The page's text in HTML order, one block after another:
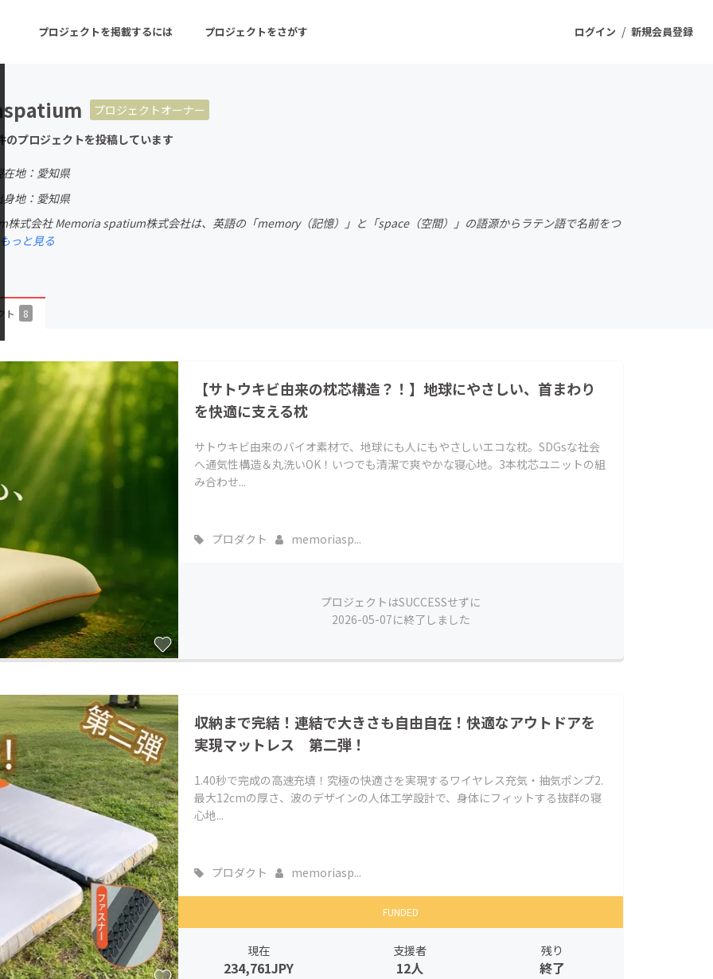
ログイン / 新規会員登録
プロジェクトを掲載するには プロジェクトをさがす
ーン 注目の新着プロジェクト
音楽
ゲーム・サービス開発
フード・飲食店
ファッション
CAMPFIRE for Social Good
CAMPFIRE Creation
CAMPFIREふるさと納税
machi-ya コミュニティ
プロジェクトオーナー
のプロジェクトを投稿しています
在地：愛知県
身地：愛知県
式会社 Memoria spatium株式会社は、英語の「memory（記憶）」と「space（空間）」の語源からラテン語で名前をつ
もっと見る
ト 8
【サトウキビ由来の枕芯構造？！】地球にやさしい、首まわり
を快適に支える枕
サトウキビ由来のバイオ素材で、地球にも人にもやさしいエコな枕。SDGsな社会
へ通気性構造＆丸洗いOK！いつでも清潔で爽やかな寝心地。3本枕芯ユニットの組
み合わせ...
プロダクト memoriasp...
プロジェクトはSUCCESSせずに
2026-05-07に終了しました
収納まで完結！連結で大きさも自由自在！快適なアウトドアを
実現マットレス 第二弾！
1.40秒で完成の高速充填！究極の快適さを実現するワイヤレス充気・抽気ポンプ2.
最大12cmの厚さ、波のデザインの人体工学設計で、身体にフィットする抜群の寝
心地...
プロダクト memoriasp...
FUNDED
現在
234,761JPY
支援者
12人
残り
終了